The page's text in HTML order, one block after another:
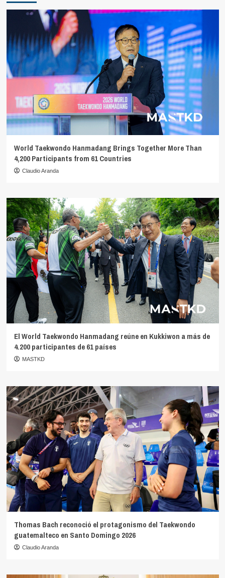
World Taekwondo Hanmadang Brings Together More Than
4,200 Participants from 61 Countries
Claudio Aranda
El World Taekwondo Hanmadang reúne en Kukkiwon a más de
4.200 participantes de 61 países
MASTKD
Thomas Bach reconoció el protagonismo del Taekwondo
guatemalteco en Santo Domingo 2026
Claudio Aranda